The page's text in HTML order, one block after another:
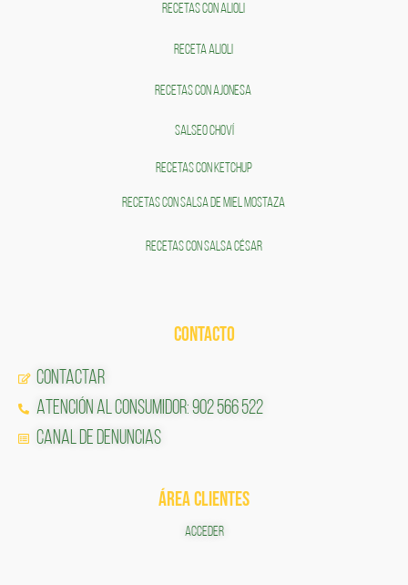
RECETAS CON ALIOLI
RECETA ALIOLI
RECETAS CON AJONESA
SALSEO CHOVÍ
RECETAS CON KETCHUP
RECETAS CON SALSA DE MIEL MOSTAZA
RECETAS CON SALSA CÉSAR
CONTACTO
Contactar
Atención al Consumidor: 902 566 522
Canal de Denuncias
ÁREA CLIENTES
ACCEDER